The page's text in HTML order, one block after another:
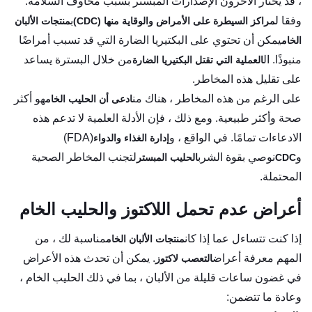
وفقا لمراكز السيطرة على الأمراض والوقاية منها (CDC) بمنتجات الألبان
الخاميمكن أن تحتوي على البكتيريا الضارة التي قد تسبب أمراضًا
منبوذًا. الالعملية التي تقتل البكتيريا الضارةمن خلال البسترة يساعد
على تقليل هذه المخاطر.
على الرغم من هذه المخاطر ، هناك منادعى أن الحليب الخامهو أكثر
صحة وأكثر طبيعية. ومع ذلك ، فإن الأدلة العلمية لا تدعم هذه
الادعاءات تمامًا. في الواقع ، و إدارة الغذاء والدواء
(FDA)
وCDCنوصي بقوة الشربالحليب المبستر لتجنب المخاطر الصحية
المحتملة.
أعراض عدم تحمل اللاكتوز والحليب الخام
إذا كنت تتساءل عما إذا كانمنتجات الألبان الخاممناسبة لك ، من
المهم معرفة أعراضالتعصب لاكتوز . يمكن أن تحدث هذه الأعراض
في غضون ساعات قليلة من الألبان ، بما في ذلك الحليب الخام ،
وعادة ما تتضمن: